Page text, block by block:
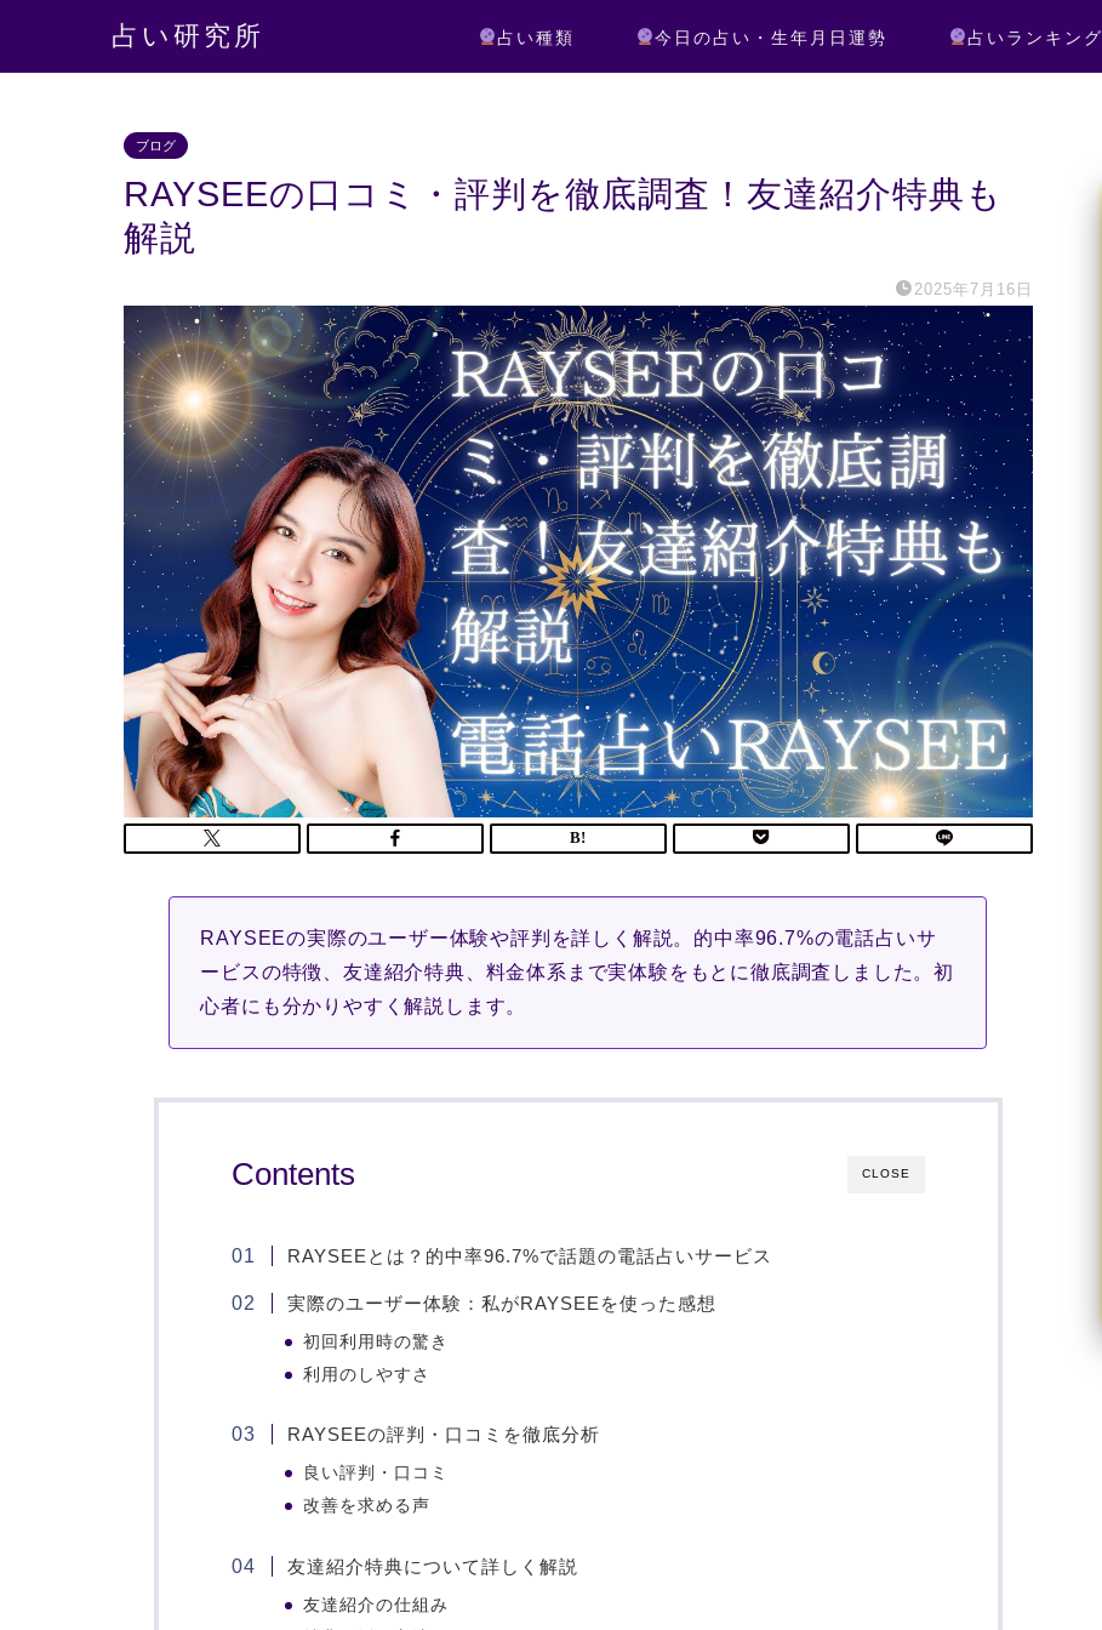
占い研究所 占い種類 今日の占い・生年月日運勢 占いランキング
ブログ
RAYSEEの口コミ・評判を徹底調査！友達紹介特典も
解説
2025年7月16日
RAYSEEの実際のユーザー体験や評判を詳しく解説。的中率96.7%の電話占いサ
ービスの特徴、友達紹介特典、料金体系まで実体験をもとに徹底調査しました。初
心者にも分かりやすく解説します。
CLOSE
Contents
RAYSEEとは？的中率96.7%で話題の電話占いサービス
実際のユーザー体験：私がRAYSEEを使った感想
初回利用時の驚き
利用のしやすさ
RAYSEEの評判・口コミを徹底分析
良い評判・口コミ
改善を求める声
友達紹介特典について詳しく解説
友達紹介の仕組み